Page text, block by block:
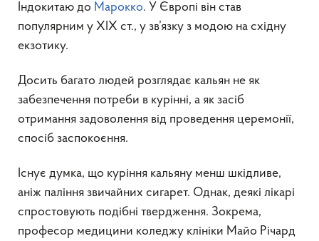
Індокитаю до Марокко. У Європі він став
популярним у XIX ст., у зв’язку з модою на східну
екзотику.
Досить багато людей розглядає кальян не як
забезпечення потреби в курінні, а як засіб
отримання задоволення від проведення церемонії,
спосіб заспокоєння.
Існує думка, що куріння кальяну менш шкідливе,
аніж паління звичайних сигарет. Однак, деякі лікарі
спростовують подібні твердження. Зокрема,
професор медицини коледжу клініки Майо Річард